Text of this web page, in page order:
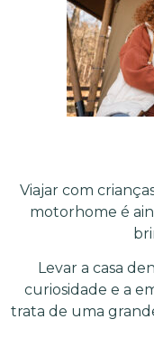
Viajar com
motorhome é
Levar a casa
curiosidade e a
trata de uma